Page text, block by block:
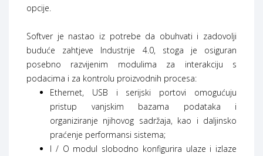
opcije.
Softver je nastao iz potrebe da obuhvati i zadovolji
buduće zahtjeve Industrije 4.0, stoga je osiguran
posebno razvijenim modulima za interakciju s
podacima i za kontrolu proizvodnih procesa:
Ethernet, USB i serijski portovi omogućuju
pristup vanjskim bazama podataka i
organiziranje njihovog sadržaja, kao i daljinsko
praćenje performansi sistema;
I / O modul slobodno konfigurira ulaze i izlaze